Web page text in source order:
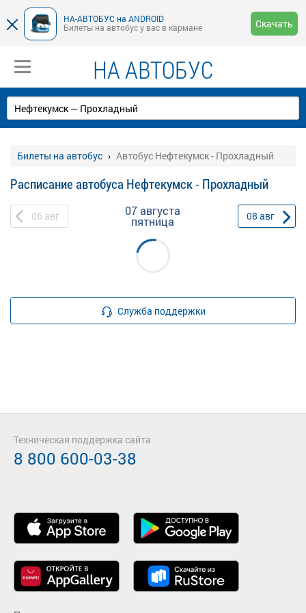
НА-АВТОБУС на ANDROID
Билеты на автобус у вас в кармане
Скачать
НА АВТОБУС
Билеты на автобус Автобус Нефтекумск - Прохладный
Расписание автобуса Нефтекумск - Прохладный
06 авг 07 августа
пятница 08 авг
Служба поддержки
Техническая поддержка сайта
8 800 600-03-38